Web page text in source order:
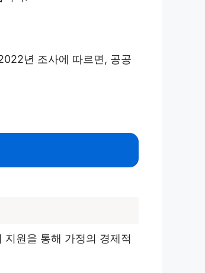
년 조사에 따르면, 공공
원을 통해 가정의 경제적